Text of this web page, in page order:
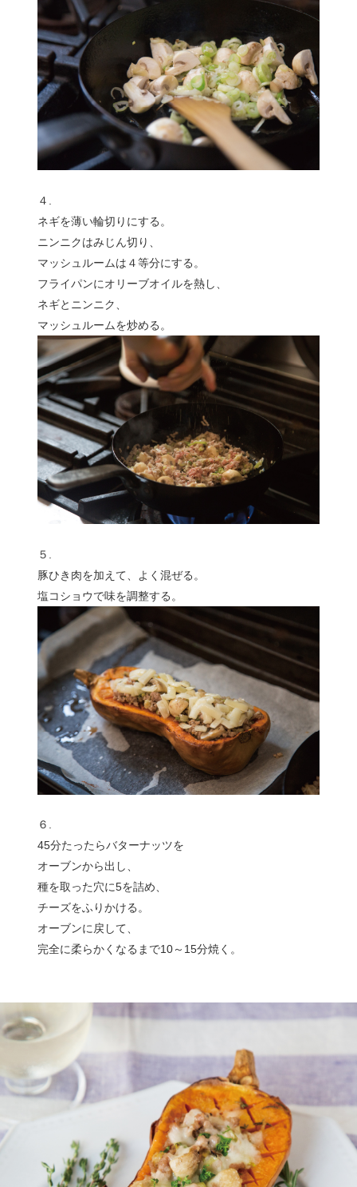
４.
ネギを薄い輪切りにする。
ニンニクはみじん切り、
マッシュルームは４等分にする。
フライパンにオリーブオイルを熱し、
ネギとニンニク、
マッシュルームを炒める。
５.
豚ひき肉を加えて、よく混ぜる。
塩コショウで味を調整する。
６.
45分たったらバターナッツを
オーブンから出し、
種を取った穴に5を詰め、
チーズをふりかける。
オーブンに戻して、
完全に柔らかくなるまで10～15分焼く。